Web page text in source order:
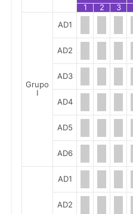
1
2 3
Grupo
I
AD1
AD2
AD3
AD4
AD5
AD6
AD1
AD2